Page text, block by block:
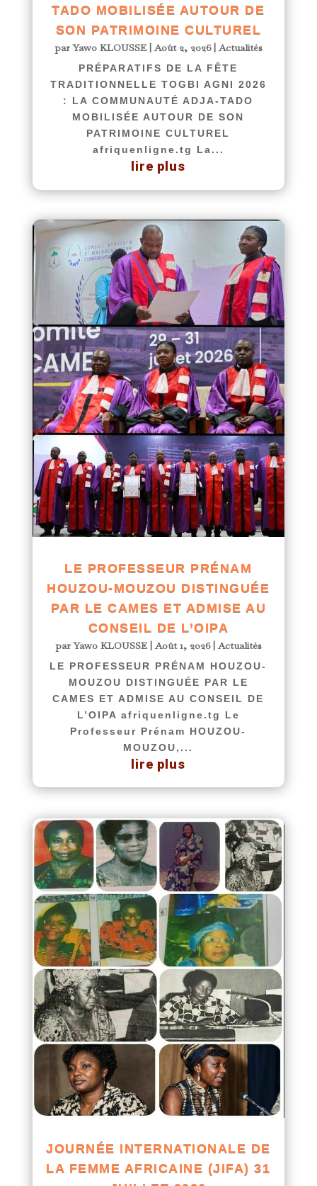
TADO MOBILISÉE AUTOUR DE
SON PATRIMOINE CULTUREL
parYawo KLOUSSE|Août 2, 2026|Actualités
PRÉPARATIFS DE LA FÊTE
TRADITIONNELLE TOGBI AGNI 2026
: LA COMMUNAUTÉ ADJA-TADO
MOBILISÉE AUTOUR DE SON
PATRIMOINE CULTUREL
afriquenligne.tg La...
lire plus
LE PROFESSEUR PRÉNAM
HOUZOU-MOUZOU DISTINGUÉE
PAR LE CAMES ET ADMISE AU
CONSEIL DE L’OIPA
parYawo KLOUSSE|Août 1, 2026|Actualités
LE PROFESSEUR PRÉNAM HOUZOU-
MOUZOU DISTINGUÉE PAR LE
CAMES ET ADMISE AU CONSEIL DE
L’OIPA afriquenligne.tg Le
Professeur Prénam HOUZOU-
MOUZOU,...
lire plus
JOURNÉE INTERNATIONALE DE
LA FEMME AFRICAINE (JIFA) 31